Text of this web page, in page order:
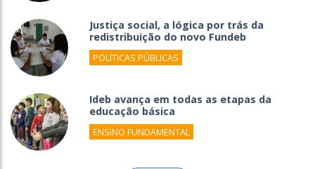
Justiça social, a lógica por trás da
redistribuição do novo Fundeb
POLÍTICAS PÚBLICAS
Ideb avança em todas as etapas da
educação básica
ENSINO FUNDAMENTAL